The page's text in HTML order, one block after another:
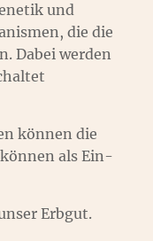
und
die die
Dabei werden
können die
als Ein-
Erbgut.